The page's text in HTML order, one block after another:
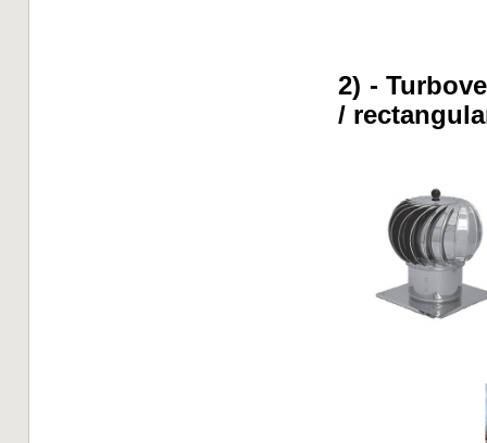
2) -
/